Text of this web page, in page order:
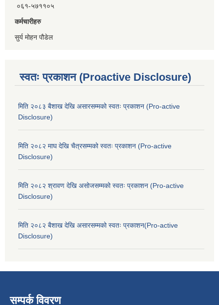
०६१-५७११०५
कर्मचारीहरु
सुर्य मोहन पौडेल
स्वतः प्रकाशन (Proactive Disclosure)
मिति २०८३ बैशाख देखि असारसम्मको स्वतः प्रकाशन (Pro-active
Disclosure)
मिति २०८२ माघ देखि चैत्रसम्मको स्वतः प्रकाशन (Pro-active
Disclosure)
मिति २०८२ श्रावण देखि असोजसम्मको स्वतः प्रकाशन (Pro-active
Disclosure)
मिति २०८२ बैशाख देखि असारसम्मको स्वतः प्रकाशन(Pro-active
Disclosure)
सम्पर्क विवरण